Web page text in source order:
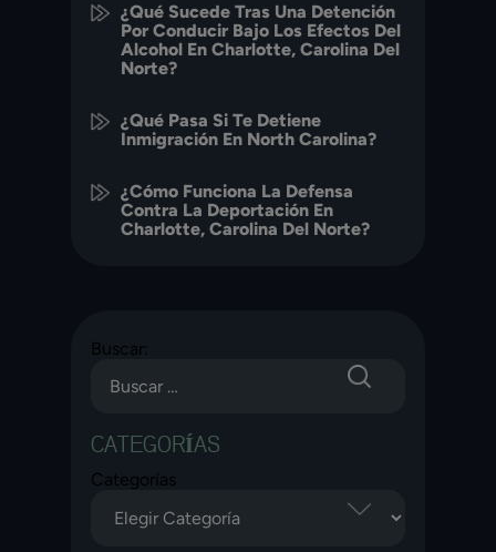
¿Qué Sucede Tras Una Detención
Por Conducir Bajo Los Efectos Del
Alcohol En Charlotte, Carolina Del
Norte?
¿Qué Pasa Si Te Detiene
Inmigración En North Carolina?
¿Cómo Funciona La Defensa
Contra La Deportación En
Charlotte, Carolina Del Norte?
Buscar:
CATEGORÍAS
Categorías